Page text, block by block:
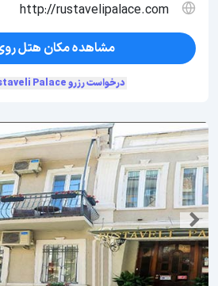
http://rustavelipalace.com
مشاهده مکان هتل
درخواست رزرو Hotel Rustaveli Palace